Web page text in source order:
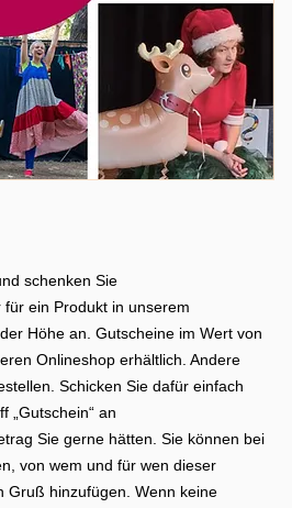
schenken Sie
ein Produkt in unserem
Höhe an. Gutscheine im Wert von
Onlineshop erhältlich. Andere
Schicken Sie dafür einfach
„Gutschein“ an
Sie gerne hätten. Sie können bei
von wem und für wen dieser
Gruß hinzufügen. Wenn keine